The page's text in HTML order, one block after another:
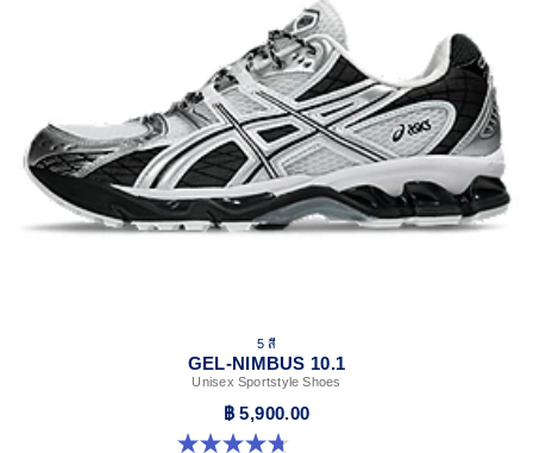
5 สี
GEL-NIMBUS 10.1
Unisex Sportstyle Shoes
฿ 5,900.00
4.7 จาก 5 ดาว 306 รีวิว